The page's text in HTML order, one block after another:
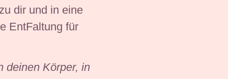
dir und in eine
EntFaltung für
deinen Körper, in